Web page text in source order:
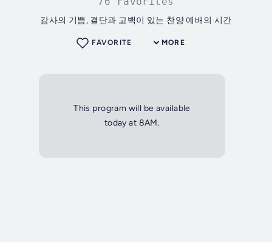
감사의 기쁨, 결단과 고백이 있는 찬양 예배의 시간
MORE
FAVORITE
This program will be available
today at 8AM.